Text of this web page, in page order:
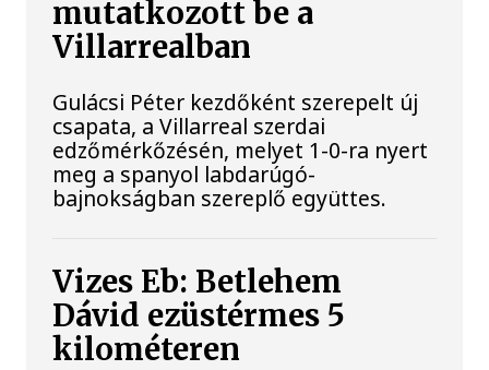
mutatkozott be a
Villarrealban
Gulácsi Péter kezdőként szerepelt új
csapata, a Villarreal szerdai
edzőmérkőzésén, melyet 1-0-ra nyert
meg a spanyol labdarúgó-
bajnokságban szereplő együttes.
Vizes Eb: Betlehem
Dávid ezüstérmes 5
kilométeren